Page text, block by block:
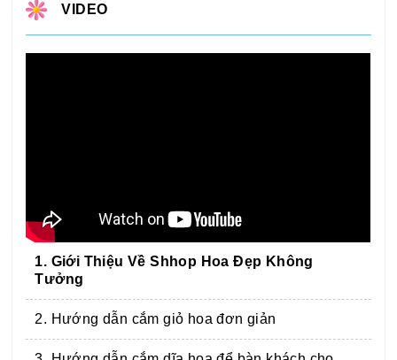
VIDEO
1. Giới Thiệu Về Shhop Hoa Đẹp Không
Tưởng
2. Hướng dẫn cắm giỏ hoa đơn giản